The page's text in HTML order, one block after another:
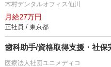
木村デンタルオフィス仙川
月給27万円
正社員 / 東京都
歯科助手/資格取得支援・社保
医療法人社団ユニメディコ